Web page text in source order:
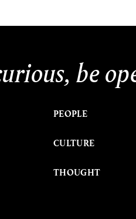
be
PEOPLE
CULTURE
THOUGHT